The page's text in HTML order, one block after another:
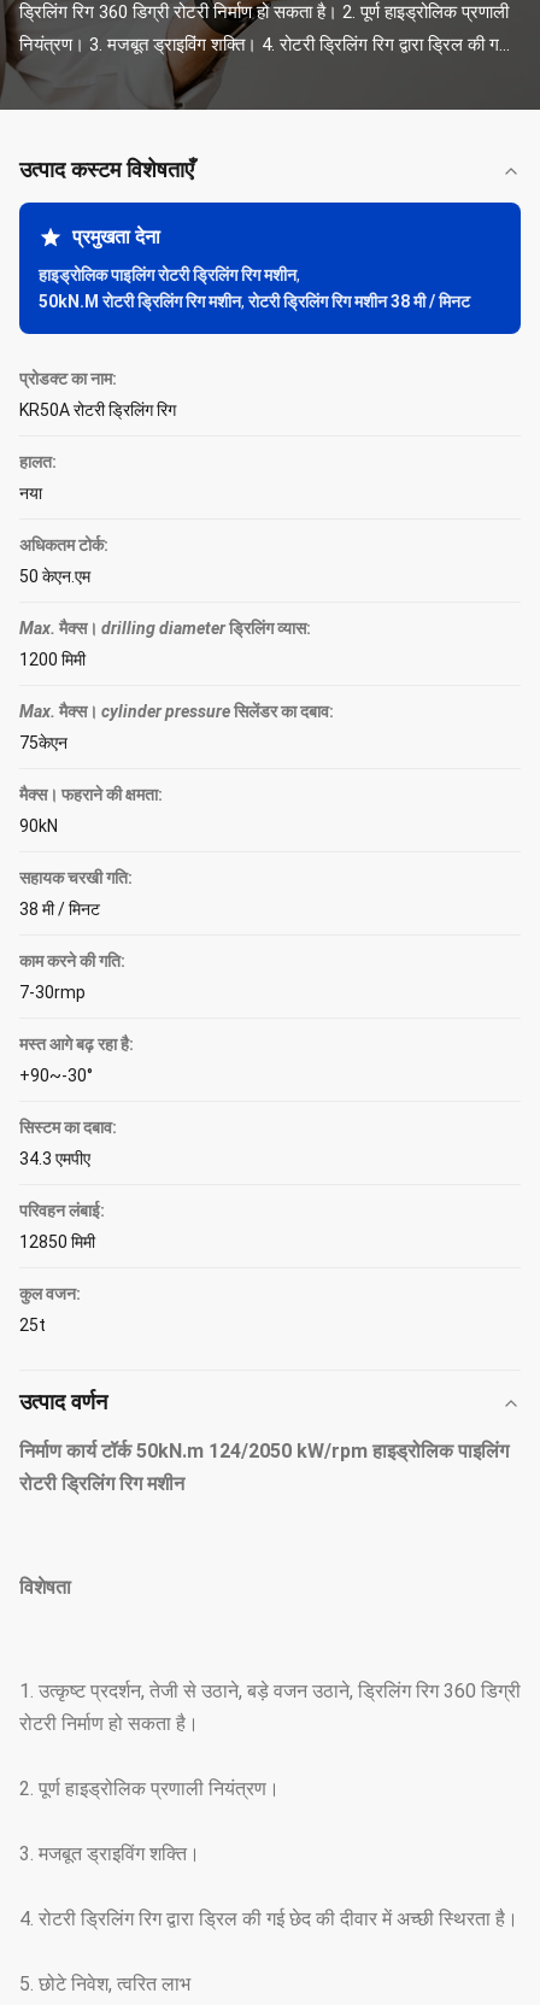
ड्रिलिंग रिग 360 डिग्री रोटरी निर्माण हो सकता है। 2. पूर्ण हाइड्रोलिक प्रणाली
नियंत्रण। 3. मजबूत ड्राइविंग शक्ति। 4. रोटरी ड्रिलिंग रिग द्वारा ड्रिल की ग...
उत्पाद कस्टम विशेषताएँ
प्रमुखता देना
हाइड्रोलिक पाइलिंग रोटरी ड्रिलिंग रिग मशीन,
50kN.M रोटरी ड्रिलिंग रिग मशीन,रोटरी ड्रिलिंग रिग मशीन 38 मी / मिनट
प्रोडक्ट का नाम:
KR50A रोटरी ड्रिलिंग रिग
हालत:
नया
अधिकतम टोर्क:
50 केएन.एम
Max. मैक्स। drilling diameterड्रिलिंग व्यास:
1200 मिमी
Max. मैक्स। cylinder pressureसिलेंडर का दबाव:
75केएन
मैक्स। फहराने की क्षमता:
90kN
सहायक चरखी गति:
38 मी / मिनट
काम करने की गति:
7-30rmp
मस्त आगे बढ़ रहा है:
+90~-30°
सिस्टम का दबाव:
34.3 एमपीए
परिवहन लंबाई:
12850 मिमी
कुल वजन:
25t
उत्पाद वर्णन
निर्माण कार्य टॉर्क 50kN.m 124/2050 kW/rpm हाइड्रोलिक पाइलिंग
रोटरी ड्रिलिंग रिग मशीन
विशेषता
1. उत्कृष्ट प्रदर्शन, तेजी से उठाने, बड़े वजन उठाने, ड्रिलिंग रिग 360 डिग्री
रोटरी निर्माण हो सकता है।
2. पूर्ण हाइड्रोलिक प्रणाली नियंत्रण।
3. मजबूत ड्राइविंग शक्ति।
4. रोटरी ड्रिलिंग रिग द्वारा ड्रिल की गई छेद की दीवार में अच्छी स्थिरता है।
5. छोटे निवेश, त्वरित लाभ